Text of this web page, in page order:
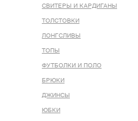
СВИТЕРЫ И КАРДИГАНЫ
ТОЛСТОВКИ
ЛОНГСЛИВЫ
ТОПЫ
ФУТБОЛКИ И ПОЛО
БРЮКИ
ДЖИНСЫ
ЮБКИ